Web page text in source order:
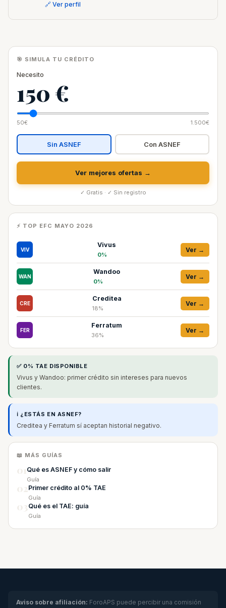
🔗 Ver perfil
🎯 SIMULA TU CRÉDITO
Necesito
150 €
50€ 1.500€
Sin ASNEF Con ASNEF
Ver mejores ofertas →
✓ Gratis · ✓ Sin registro
⚡ TOP EFC MAYO 2026
VIV
Vivus
0%
Ver →
WAN
Wandoo
0%
Ver →
CRE
Creditea
18%
Ver →
FER
Ferratum
36%
Ver →
✅ 0% TAE DISPONIBLE
Vivus y Wandoo: primer crédito sin intereses para nuevos
clientes.
ℹ️ ¿ESTÁS EN ASNEF?
Creditea y Ferratum sí aceptan historial negativo.
📖 MÁS GUÍAS
Qué es ASNEF y cómo salir
Guía
Primer crédito al 0% TAE
Guía
Qué es el TAE: guía
Guía
Aviso sobre afiliación: ForoAPS puede percibir una comisión